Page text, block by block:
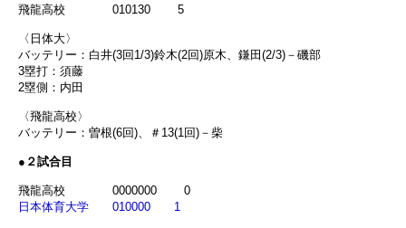
飛龍高校 010130 5
〈日体大〉
バッテリー：白井(3回1/3)鈴木(2回)原木、鎌田(2/3)－磯部
3塁打：須藤
2塁側：内田
〈飛龍高校〉
バッテリー：曽根(6回)、＃13(1回)－柴
●２試合目
飛龍高校 0000000 0
日本体育大学 010000 1